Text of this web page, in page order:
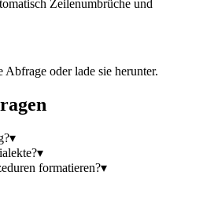
Zeilenumbrüche und
oder lade sie herunter.
▾
▾
formatieren?▾